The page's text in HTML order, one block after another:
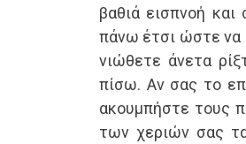
βαθιά εισπνοή
πάνω έτσι ώστε να
νιώθετε άνετα
πίσω. Αν σας το
ακουμπήστε τους
των χεριών σας